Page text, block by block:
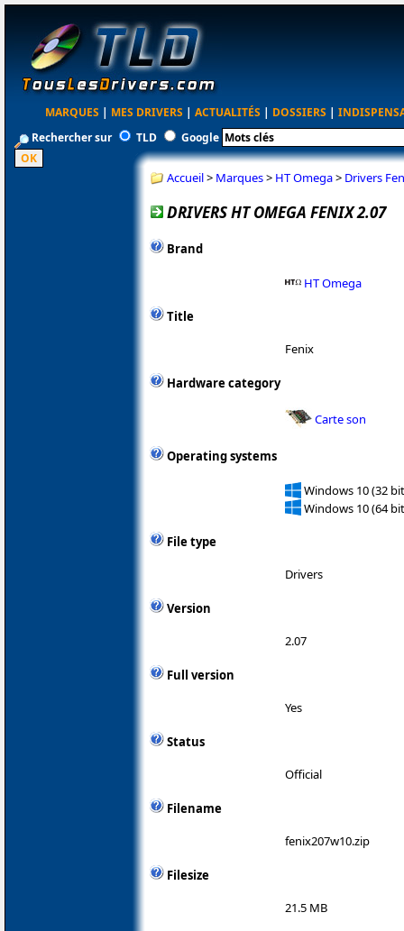
MARQUES | MES DRIVERS | ACTUALITÉS | DOSSIERS |
Rechercher sur
TLD Google
Accueil> Marques> HT Omega> Drivers
DRIVERS HT OMEGA FENIX 2.07
Brand
HT Omega
Title
Fenix
Hardware category
Carte son
Operating systems
Windows 10 (32
Windows 10 (64
File type
Drivers
Version
2.07
Full version
Yes
Status
Official
Filename
fenix207w10.zip
Filesize
21.5 MB